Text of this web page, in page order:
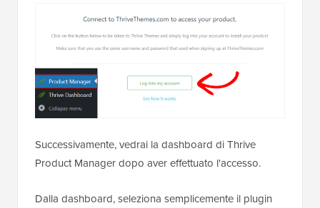
Successivamente, vedrai la dashboard di Thrive
Product Manager dopo aver effettuato l'accesso.
Dalla dashboard, seleziona semplicemente il plugin